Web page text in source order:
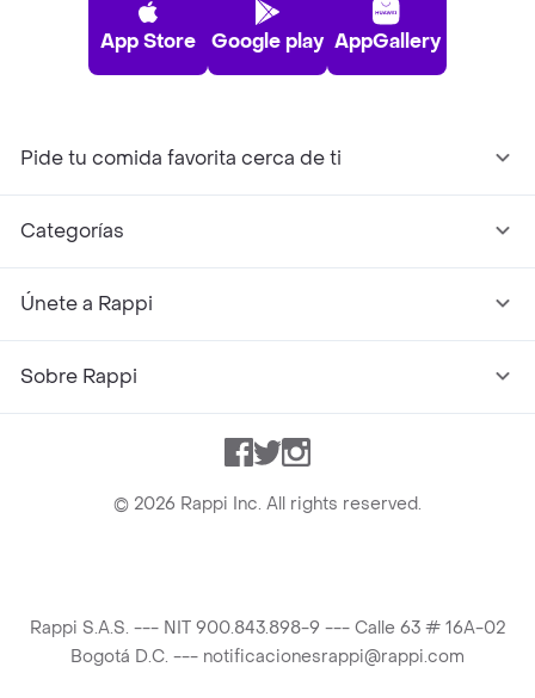
App Store Google play AppGallery
Pide tu comida favorita cerca de ti
Categorías
Únete a Rappi
Sobre Rappi
Facebook
TwitterInstagram
© 2026 Rappi Inc. All rights reserved.
Rappi S.A.S. --- NIT 900.843.898-9 --- Calle 63 # 16A-02
Bogotá D.C. --- notificacionesrappi@rappi.com